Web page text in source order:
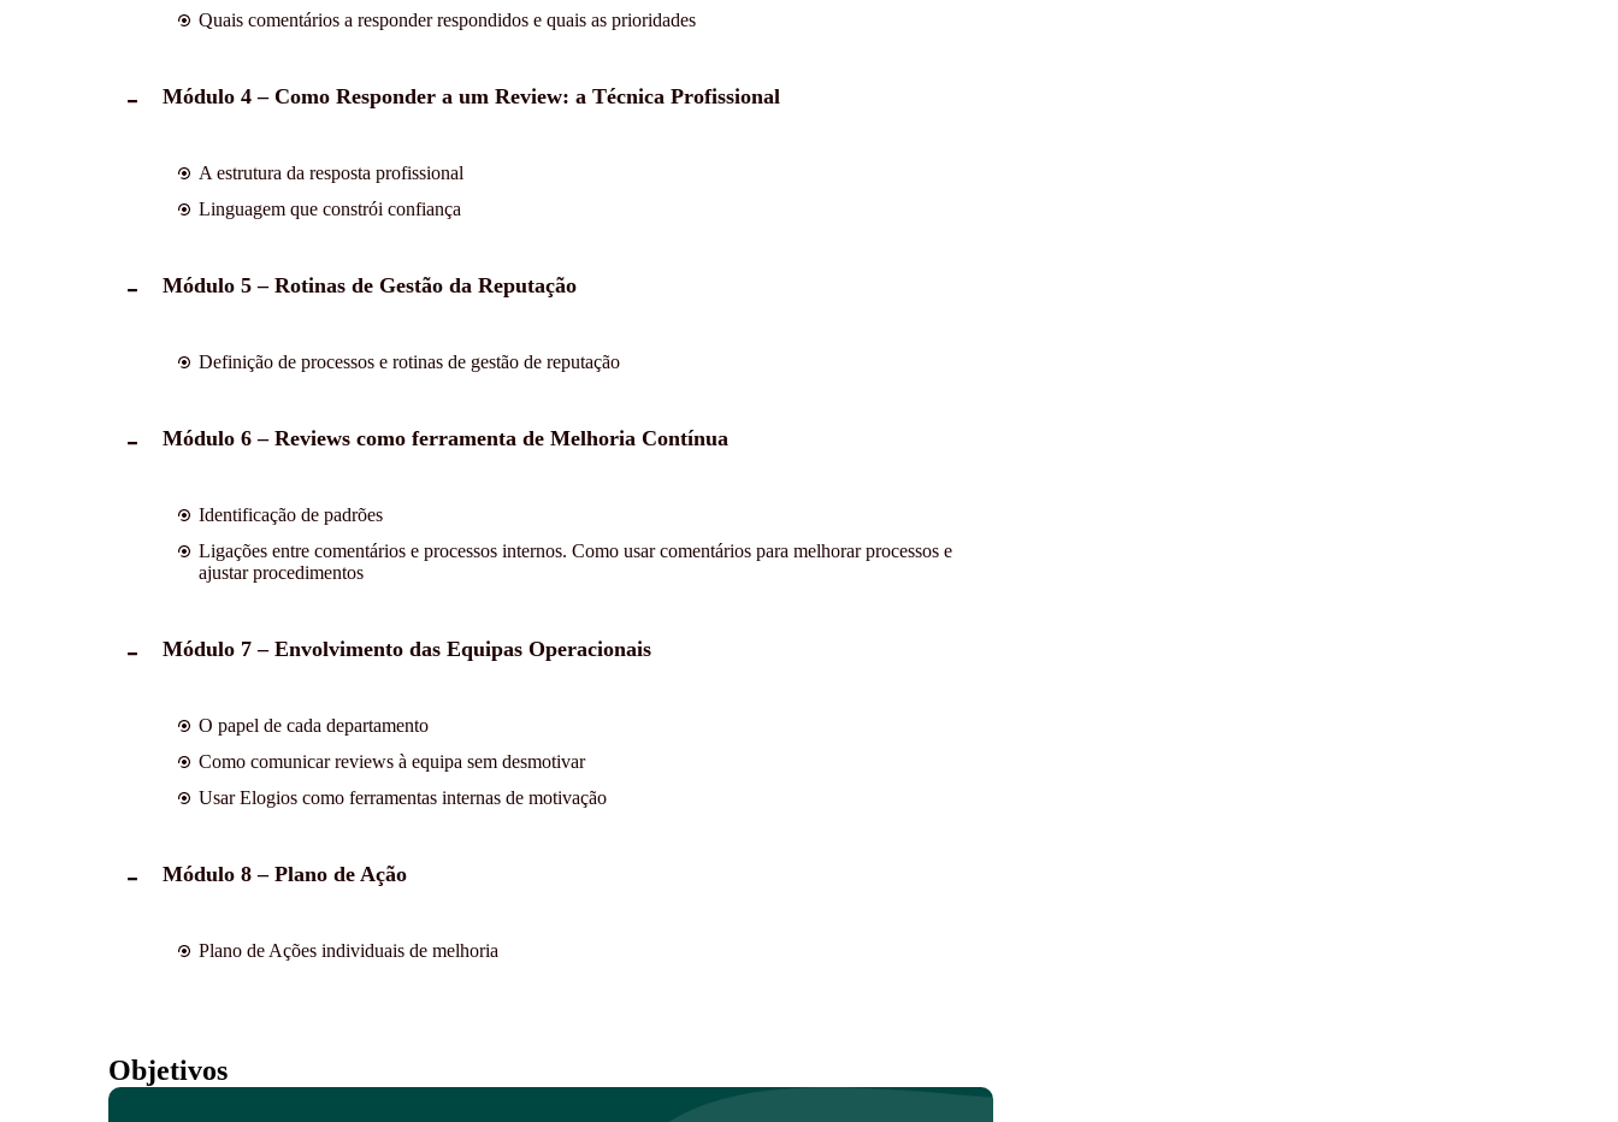
Quais comentários a responder respondidos e quais as prioridades
Módulo 4 – Como Responder a um Review: a Técnica Profissional
A estrutura da resposta profissional
Linguagem que constrói confiança
Módulo 5 – Rotinas de Gestão da Reputação
Definição de processos e rotinas de gestão de reputação
Módulo 6 – Reviews como ferramenta de Melhoria Contínua
Identificação de padrões
Ligações entre comentários e processos internos. Como usar comentários para melhorar processos e
ajustar procedimentos
Módulo 7 – Envolvimento das Equipas Operacionais
O papel de cada departamento
Como comunicar reviews à equipa sem desmotivar
Usar Elogios como ferramentas internas de motivação
Módulo 8 – Plano de Ação
Plano de Ações individuais de melhoria
Objetivos